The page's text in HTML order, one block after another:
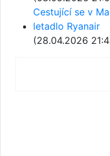
Cestující se v
letadlo Ryanair
(28.04.2026